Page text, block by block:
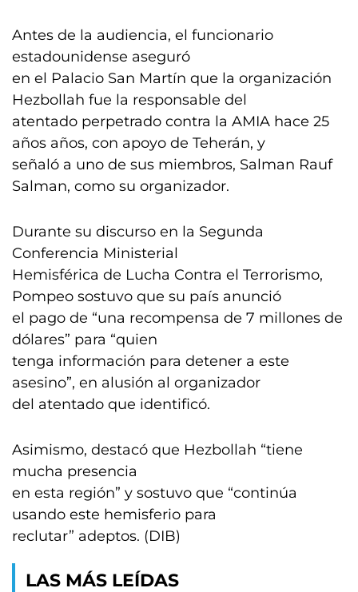
Antes de la audiencia, el funcionario
estadounidense aseguró
en el Palacio San Martín que la organización
Hezbollah fue la responsable del
atentado perpetrado contra la AMIA hace 25
años años, con apoyo de Teherán, y
señaló a uno de sus miembros, Salman Rauf
Salman, como su organizador.
Durante su discurso en la Segunda
Conferencia Ministerial
Hemisférica de Lucha Contra el Terrorismo,
Pompeo sostuvo que su país anunció
el pago de “una recompensa de 7 millones de
dólares” para “quien
tenga información para detener a este
asesino”, en alusión al organizador
del atentado que identificó.
Asimismo, destacó que Hezbollah “tiene
mucha presencia
en esta región” y sostuvo que “continúa
usando este hemisferio para
reclutar” adeptos. (DIB)
LAS MÁS LEÍDAS